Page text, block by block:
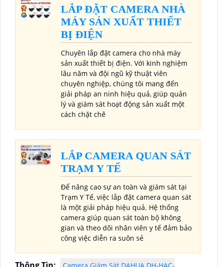
LẮP ĐẶT CAMERA NHÀ
MÁY SẢN XUẤT THIẾT
BỊ ĐIỆN
Chuyên lắp đặt camera cho nhà máy
sản xuất thiết bị điện. Với kinh nghiệm
lâu năm và đội ngũ kỹ thuật viên
chuyên nghiệp, chúng tôi mang đến
giải pháp an ninh hiệu quả, giúp quản
lý và giám sát hoạt động sản xuất một
cách chặt chẽ
LẮP CAMERA QUAN SÁT
TRẠM Y TẾ
Để nâng cao sự an toàn và giám sát tại
Trạm Y Tế, việc lắp đặt camera quan sát
là một giải pháp hiệu quả. Hệ thống
camera giúp quan sát toàn bộ không
gian và theo dõi nhân viên y tế đảm bảo
công việc diễn ra suôn sẻ